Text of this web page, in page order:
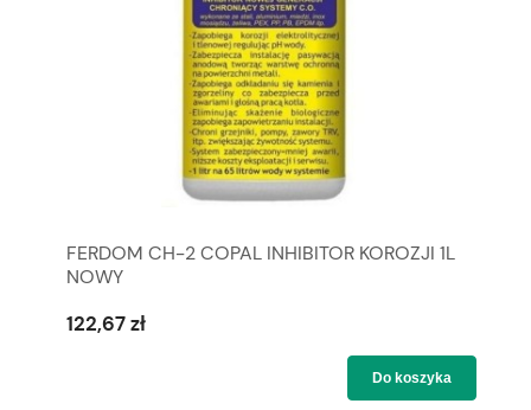
FERDOM CH-2 COPAL INHIBITOR KOROZJI 1L
NOWY
122,67 zł
Do koszyka